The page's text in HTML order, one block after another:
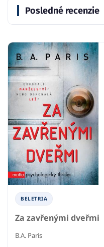
Posledné recenzie
BELETRIA
Za zavřenými dveřmi
B.A. Paris